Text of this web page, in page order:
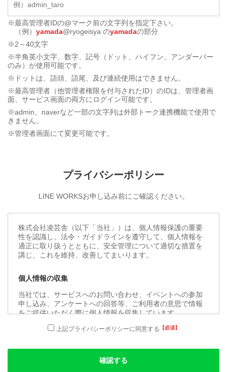
※最高管理者IDの@マーク前の文字列を指定下さい。
（例） yamada@ryogeisya のyamadaの部分
※2～40文字
※半角英小文字、数字、記号（ドット、ハイフン、アンダーバー
のみ）が使用可能です。
※ドットは、語頭、語尾、及び連続使用はできません。
※最高管理者（他管理者権限を付与されたID）のIDは、管理者画
面、サービス画面の両方にログイン可能です。
※admin、naverなど一部の文字列は外部トーク連携機能で使用で
きません。
※管理者画面にて変更可能です。
プライバシーポリシー
LINE WORKSお申し込み前にご確認ください。
株式会社凌芸舎（以下「当社」）は、個人情報保護の重要
性を認識し、法令・ガイドラインを遵守して、個人情報を
適正に取り扱うとともに、安全管理について適切な措置を
講じ、これを維持、改善してまいります。
個人情報の収集
当社では、サービスへのお問い合わせ、イベントへの参加
申し込み、アンケートへの回答等、ご利用者の意思で情報
をご提供いただく際に個人情報を収集しています。
情報の提供、各種イベントのご案内、ご質問等への回答、
上記プライバシーポリシーに同意する
確認する